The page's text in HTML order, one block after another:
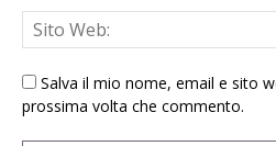
Salva il mio nome, email e sito
prossima volta che commento.